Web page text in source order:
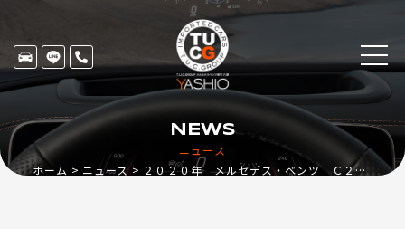
ニュース
NEWS
ホーム ニュース ２０２０年 メルセデス・ベンツ Ｃ２２０ｄ ローレウスＥＤ スポーツプラス＆レザーＥＸＣＰＫＧ ダイヤモンドホワイト ４１８万円